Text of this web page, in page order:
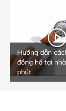
Hướng dẫn
đồng hồ tại
phút